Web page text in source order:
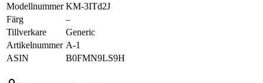
Modellnummer ‎KM-3ITd2J
Färg
‎–
Tillverkare
‎Generic
Artikelnummer ‎A-1
ASIN
‎B0FMN9LS9H